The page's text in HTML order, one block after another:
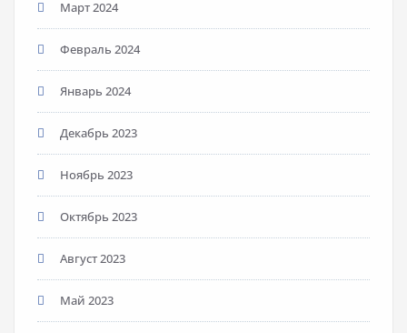
Март 2024
Февраль 2024
Январь 2024
Декабрь 2023
Ноябрь 2023
Октябрь 2023
Август 2023
Май 2023